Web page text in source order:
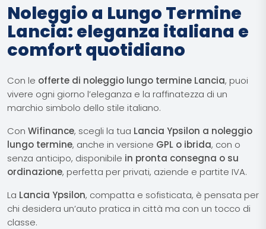
Noleggio a Lungo Termine
Lancia: eleganza italiana e
comfort quotidiano
Con le offerte di noleggio lungo termine Lancia, puoi
vivere ogni giorno l’eleganza e la raffinatezza di un
marchio simbolo dello stile italiano.
Con Wifinance, scegli la tua Lancia Ypsilon a noleggio
lungo termine, anche in versione GPL o ibrida, con o
senza anticipo, disponibile in pronta consegna o su
ordinazione, perfetta per privati, aziende e partite IVA.
La Lancia Ypsilon, compatta e sofisticata, è pensata per
chi desidera un’auto pratica in città ma con un tocco di
classe.